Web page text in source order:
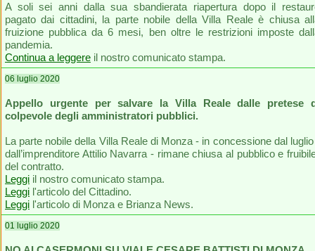
A soli sei anni dalla sua sbandierata riapertura dopo il
pagato dai cittadini, la parte nobile della Villa Reale è chiusa
fruizione pubblica da 6 mesi, ben oltre le restrizioni imposte
pandemia.
Continua a leggere il nostro comunicato stampa.
06 luglio 2020
Appello urgente per salvare la Villa Reale dalle pretese
colpevole degli amministratori pubblici.
La parte nobile della Villa Reale di Monza - in concessione dal
dall’imprenditore Attilio Navarra - rimane chiusa al pubblico e
del contratto.
Leggi il nostro comunicato stampa.
Leggi l'articolo del Cittadino.
Leggi l'articolo di Monza e Brianza News.
01 luglio 2020